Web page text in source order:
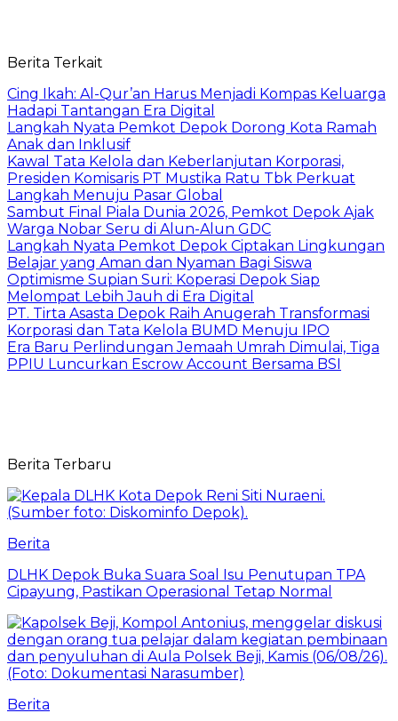
Berita Terkait
Cing Ikah: Al-Qur’an Harus Menjadi Kompas Keluarga
Hadapi Tantangan Era Digital
Langkah Nyata Pemkot Depok Dorong Kota Ramah
Anak dan Inklusif
Kawal Tata Kelola dan Keberlanjutan Korporasi,
Presiden Komisaris PT Mustika Ratu Tbk Perkuat
Langkah Menuju Pasar Global
Sambut Final Piala Dunia 2026, Pemkot Depok Ajak
Warga Nobar Seru di Alun-Alun GDC
Langkah Nyata Pemkot Depok Ciptakan Lingkungan
Belajar yang Aman dan Nyaman Bagi Siswa
Optimisme Supian Suri: Koperasi Depok Siap
Melompat Lebih Jauh di Era Digital
PT. Tirta Asasta Depok Raih Anugerah Transformasi
Korporasi dan Tata Kelola BUMD Menuju IPO
Era Baru Perlindungan Jemaah Umrah Dimulai, Tiga
PPIU Luncurkan Escrow Account Bersama BSI
Berita Terbaru
Berita
DLHK Depok Buka Suara Soal Isu Penutupan TPA
Cipayung, Pastikan Operasional Tetap Normal
Berita